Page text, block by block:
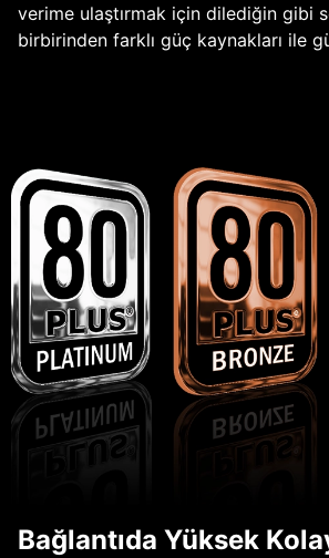
verime ulaştırmak için dilediğin gibi
birbirinden farklı güç kaynakları ile
Bağlantıda Yüksek